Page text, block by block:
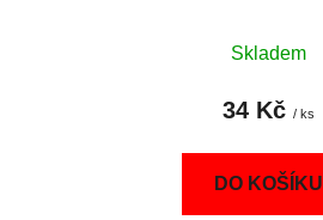
Skladem
34 Kč / ks
DO KOŠÍKU